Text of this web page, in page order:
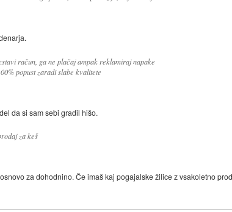
račun, ga ne plačaj ampak reklamiraj napake
popust zaradi slabe kvalitete
da si sam sebi gradil hišo.
za keš
za dohodnino. Če imaš kaj pogajalske žilice z vsakoletno